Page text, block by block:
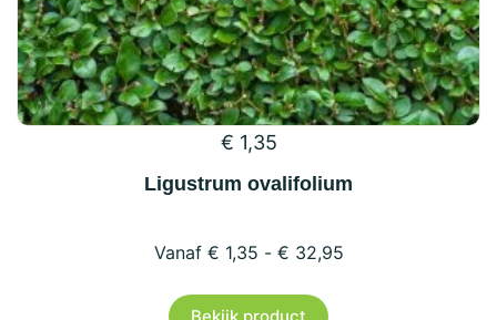
kan
gekozen
worden
op
productpagina
€ 1,35
Ligustrum ovalifolium
€ 1,35 - € 32,95
Bekijk product